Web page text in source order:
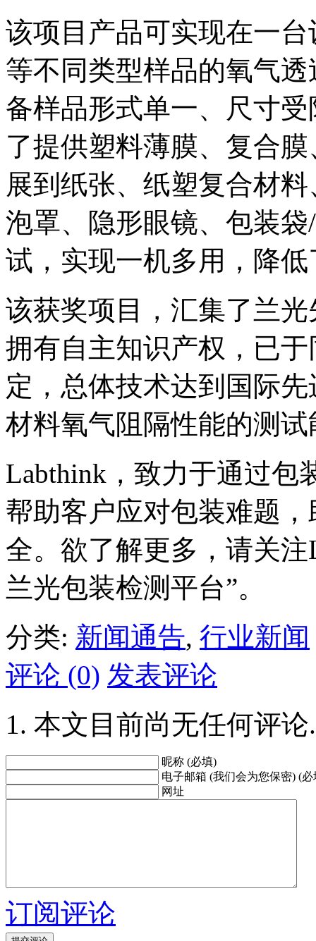
该项目产品可实现在一
等不同类型样品的氧气
备样品形式单一、尺寸
了提供塑料薄膜、复合
展到纸张、纸塑复合材
泡罩、隐形眼镜、包装
试，实现一机多用，降
该获奖项目，汇集了兰
拥有自主知识产权，已
定，总体技术达到国际
材料氧气阻隔性能的测
Labthink，致力于通过包
帮助客户应对包装难题
全。欲了解更多，请关
兰光包装检测平台”。
分类: 新闻通告, 行业新闻
评论 (0) 发表评论
本文目前尚无任何评论.
昵称 (必填)
电子邮箱 (我们会为您保密) (必
网址
订阅评论